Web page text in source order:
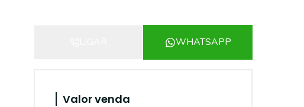
WHATSAPP
Valor venda